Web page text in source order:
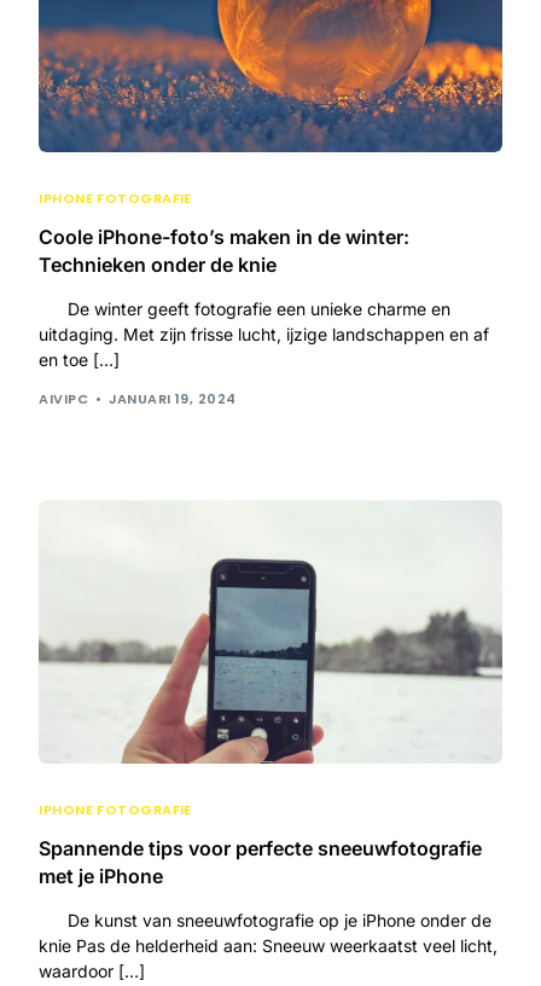
IPHONE FOTOGRAFIE
Coole iPhone-foto’s maken in de winter:
Technieken onder de knie
De winter geeft fotografie een unieke charme en
uitdaging. Met zijn frisse lucht, ijzige landschappen en af
en toe […]
AIVIPC JANUARI 19, 2024
IPHONE FOTOGRAFIE
Spannende tips voor perfecte sneeuwfotografie
met je iPhone
De kunst van sneeuwfotografie op je iPhone onder de
knie Pas de helderheid aan: Sneeuw weerkaatst veel licht,
waardoor […]